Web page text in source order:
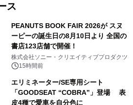
ス
PEANUTS BOOK FAIR 2026が スヌ
ーピーの誕生日の8月10日より 全国の
書店123店舗で開催！
株式会社ソニー・クリエイティブプロダクツ
15時間前
エリミネーター/SE専用シート
「GOODSEAT “COBRA”」登場 表
皮4種で愛車を自分色に